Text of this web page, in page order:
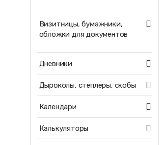
Визитницы, бумажники,
обложки для документов
Дневники
Дыроколы, степлеры, скобы
Календари
Калькуляторы